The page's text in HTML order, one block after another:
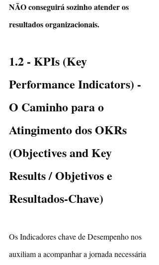
NÃO conseguirá sozinho atender os
resultados organizacionais.
1.2 - KPIs (Key
Performance Indicators) -
O Caminho para o
Atingimento dos OKRs
(Objectives and Key
Results / Objetivos e
Resultados-Chave)
Os Indicadores chave de Desempenho nos
auxiliam a acompanhar a jornada necessária